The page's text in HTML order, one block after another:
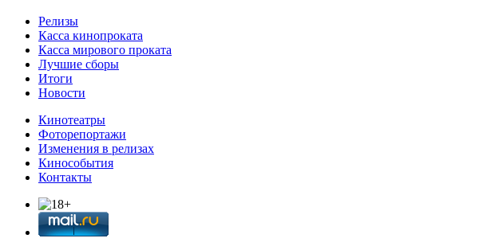
Релизы
Касса кинопроката
Касса мирового проката
Лучшие сборы
Итоги
Новости
Кинотеатры
Фоторепортажи
Изменения в релизах
Кинособытия
Контакты